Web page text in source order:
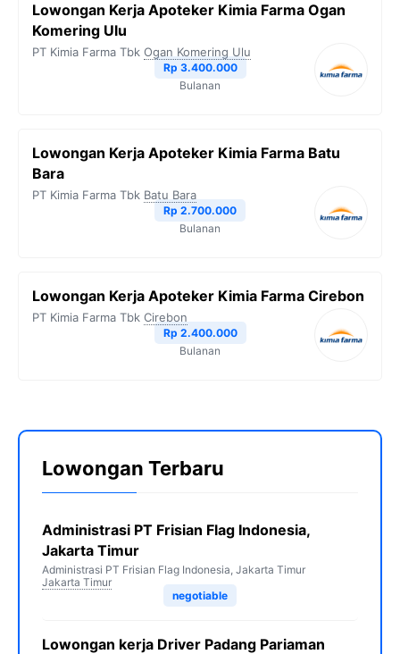
Lowongan Kerja Apoteker Kimia Farma Ogan
Komering Ulu
PT Kimia Farma Tbk Ogan Komering Ulu
Rp 3.400.000
Bulanan
Lowongan Kerja Apoteker Kimia Farma Batu
Bara
PT Kimia Farma Tbk Batu Bara
Rp 2.700.000
Bulanan
Lowongan Kerja Apoteker Kimia Farma Cirebon
PT Kimia Farma Tbk Cirebon
Rp 2.400.000
Bulanan
Lowongan Terbaru
Administrasi PT Frisian Flag Indonesia,
Jakarta Timur
Administrasi PT Frisian Flag Indonesia, Jakarta Timur
Jakarta Timur
negotiable
Lowongan kerja Driver Padang Pariaman